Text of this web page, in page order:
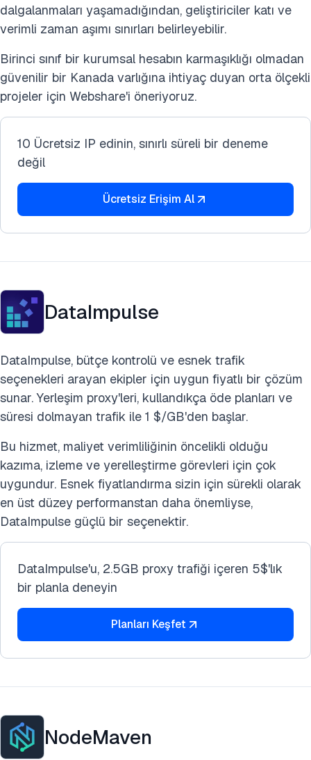
dalgalanmaları yaşamadığından, geliştiriciler katı ve
verimli zaman aşımı sınırları belirleyebilir.
Birinci sınıf bir kurumsal hesabın karmaşıklığı olmadan
güvenilir bir Kanada varlığına ihtiyaç duyan orta ölçekli
projeler için Webshare'i öneriyoruz.
10 Ücretsiz IP edinin, sınırlı süreli bir deneme
değil
Ücretsiz Erişim Al
DataImpulse
DataImpulse, bütçe kontrolü ve esnek trafik
seçenekleri arayan ekipler için uygun fiyatlı bir çözüm
sunar. Yerleşim proxy'leri, kullandıkça öde planları ve
süresi dolmayan trafik ile 1 $/GB'den başlar.
Bu hizmet, maliyet verimliliğinin öncelikli olduğu
kazıma, izleme ve yerelleştirme görevleri için çok
uygundur. Esnek fiyatlandırma sizin için sürekli olarak
en üst düzey performanstan daha önemliyse,
DataImpulse güçlü bir seçenektir.
DataImpulse'u, 2.5GB proxy trafiği içeren 5$'lık
bir planla deneyin
Planları Keşfet
NodeMaven